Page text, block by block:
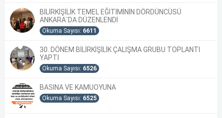
BİLİRKİŞİLİK TEMEL EĞİTİMİNİN DÖRDÜNCÜSÜ
ANKARA`DA DÜZENLENDİ
Okuma Sayısı: 6611
30. DÖNEM BİLİRKİŞİLİK ÇALIŞMA GRUBU TOPLANTI
YAPTI
Okuma Sayısı: 6526
BASINA VE KAMUOYUNA
Okuma Sayısı: 6525